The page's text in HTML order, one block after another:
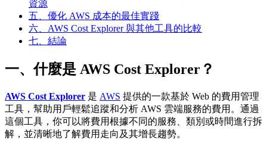
資源
五、優化 AWS 成本的最佳實踐
六、AWS Cost Explorer 與其他工具的比較
七、結論
一、什麼是 AWS Cost Explorer？
AWS Cost Explorer 是 AWS 提供的一款基於 Web 的費用管理
工具，幫助用戶輕鬆追蹤和分析 AWS 雲端服務的費用。通過
這個工具，你可以將費用根據不同的服務、類別或時間進行拆
解，並清晰地了解費用走向及其增長趨勢。